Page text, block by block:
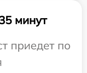
минут
приедет по